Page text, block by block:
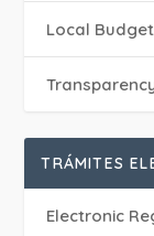
Local Budget
TRÁMITES
Electronic